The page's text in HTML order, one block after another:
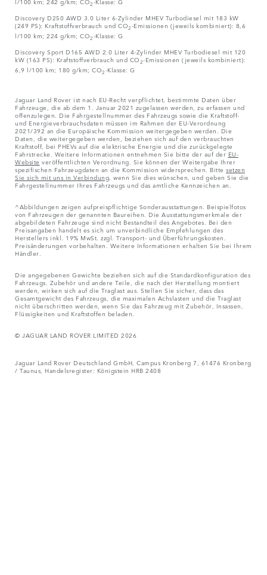
2
Discovery D250 AWD 3.0 Liter 6-Zylinder MHEV Turbodiesel mit 183 kW
(249 PS): Kraftstoffverbrauch und CO2-Emissionen (jeweils kombiniert): 8,6
l/100 km; 224 g/km; CO2-Klasse: G
Discovery Sport D165 AWD 2.0 Liter 4-Zylinder MHEV Turbodiesel mit 120
kW (163 PS): Kraftstoffverbrauch und CO2-Emissionen (jeweils kombiniert):
6,9 l/100 km; 180 g/km; CO2-Klasse: G
Jaguar Land Rover ist nach EU-Recht verpflichtet, bestimmte Daten über
Fahrzeuge, die ab dem 1. Januar 2021 zugelassen werden, zu erfassen und
offenzulegen. Die Fahrgestellnummer des Fahrzeugs sowie die Kraftstoff-
und Energieverbrauchsdaten müssen im Rahmen der EU-Verordnung
2021/392 an die Europäische Kommission weitergegeben werden. Die
Daten, die weitergegeben werden, beziehen sich auf den verbrauchten
Kraftstoff, bei PHEVs auf die elektrische Energie und die zurückgelegte
Fahrstrecke. Weitere Informationen entnehmen Sie bitte der auf der EU-
Website veröffentlichten Verordnung. Sie können der Weitergabe Ihrer
spezifischen Fahrzeugdaten an die Kommission widersprechen. Bitte setzen
Sie sich mit uns in Verbindung, wenn Sie dies wünschen, und geben Sie die
Fahrgestellnummer Ihres Fahrzeugs und das amtliche Kennzeichen an.
^Abbildungen zeigen aufpreispflichtige Sonderausstattungen. Beispielfotos
von Fahrzeugen der genannten Baureihen. Die Ausstattungsmerkmale der
abgebildeten Fahrzeuge sind nicht Bestandteil des Angebotes. Bei den
Preisangaben handelt es sich um unverbindliche Empfehlungen des
Herstellers inkl. 19% MwSt. zzgl. Transport- und Überführungskosten.
Preisänderungen vorbehalten. Weitere Informationen erhalten Sie bei Ihrem
Händler.
Die angegebenen Gewichte beziehen sich auf die Standardkonfiguration des
Fahrzeugs. Zubehör und andere Teile, die nach der Herstellung montiert
werden, wirken sich auf die Traglast aus. Stellen Sie sicher, dass das
Gesamtgewicht des Fahrzeugs, die maximalen Achslasten und die Traglast
nicht überschritten werden, wenn Sie das Fahrzeug mit Zubehör, Insassen,
Flüssigkeiten und Kraftstoffen beladen.
© JAGUAR LAND ROVER LIMITED 2026
Jaguar Land Rover Deutschland GmbH, Campus Kronberg 7, 61476 Kronberg
/ Taunus, Handelsregister: Königstein HRB 2408